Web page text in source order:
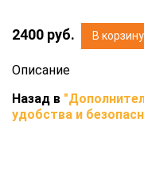
2400 руб. В корзину
Описание
Назад в
удобства и